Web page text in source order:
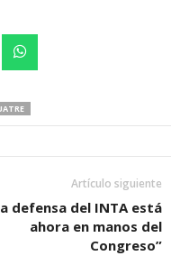
Artículo siguiente
defensa del INTA está
ahora en manos del
Congreso”